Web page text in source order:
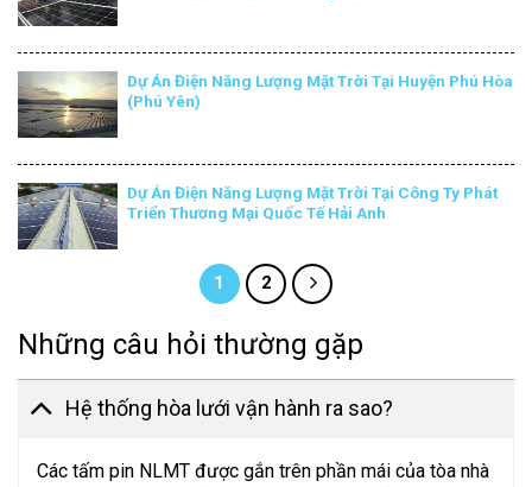
Dự Án Điện Năng Lượng Mặt Trời Tại Huyện Phú Hòa
(Phú Yên)
Dự Án Điện Năng Lượng Mặt Trời Tại Công Ty Phát
Triển Thương Mại Quốc Tế Hải Anh
1 2
Những câu hỏi thường gặp
Hệ thống hòa lưới vận hành ra sao?
Các tấm pin NLMT được gắn trên phần mái của tòa nhà